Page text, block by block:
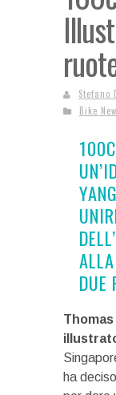
Stefano
Bike
DUE
Thomas
ha